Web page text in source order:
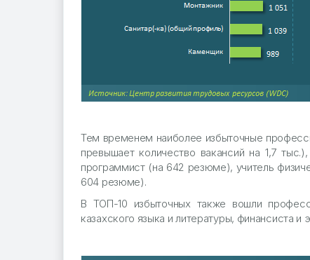
Тем временем наиболее избыточные
превышает количество вакансий на 1,7
программист (на 642 резюме), учитель
604 резюме).
В ТОП-10 избыточных также вошли
казахского языка и литературы, финансиста и